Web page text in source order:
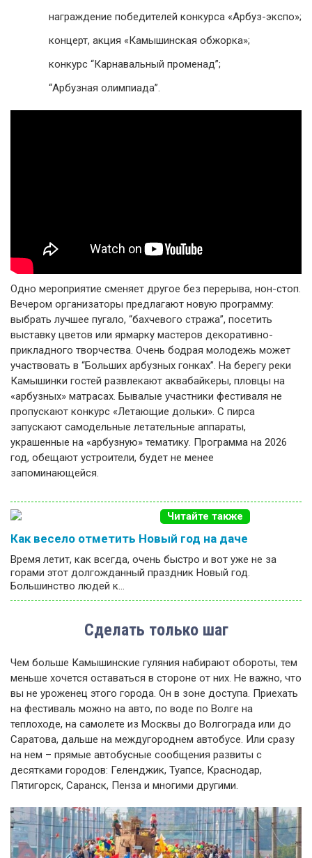
награждение победителей конкурса «Арбуз-экспо»;
концерт, акция «Камышинская обжорка»;
конкурс “Карнавальный променад”;
“Арбузная олимпиада”.
Одно мероприятие сменяет другое без перерыва, нон-стоп.
Вечером организаторы предлагают новую программу:
выбрать лучшее пугало, “бахчевого стража”, посетить
выставку цветов или ярмарку мастеров декоративно-
прикладного творчества. Очень бодрая молодежь может
участвовать в “Больших арбузных гонках”. На берегу реки
Камышинки гостей развлекают аквабайкеры, пловцы на
«арбузных» матрасах. Бывалые участники фестиваля не
пропускают конкурс «Летающие дольки». С пирса
запускают самодельные летательные аппараты,
украшенные на «арбузную» тематику. Программа на 2026
год, обещают устроители, будет не менее
запоминающейся.
Читайте также
Как весело отметить Новый год на даче
Время летит, как всегда, очень быстро и вот уже не за
горами этот долгожданный праздник Новый год.
Большинство людей к…
Сделать только шаг
Чем больше Камышинские гуляния набирают обороты, тем
меньше хочется оставаться в стороне от них. Не важно, что
вы не уроженец этого города. Он в зоне доступа. Приехать
на фестиваль можно на авто, по воде по Волге на
теплоходе, на самолете из Москвы до Волгограда или до
Саратова, дальше на междугороднем автобусе. Или сразу
на нем – прямые автобусные сообщения развиты с
десятками городов: Геленджик, Туапсе, Краснодар,
Пятигорск, Саранск, Пенза и многими другими.